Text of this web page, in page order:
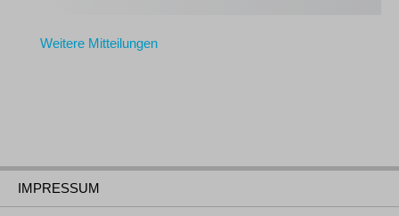
Weitere Mitteilungen
IMPRESSUM